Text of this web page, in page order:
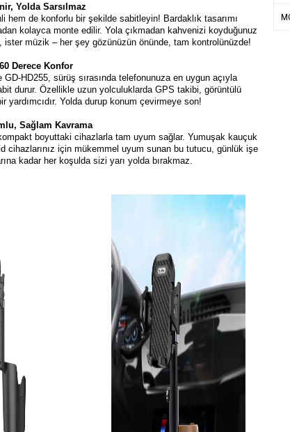
Yolda Sarsılmaz
hem de konforlu bir şekilde sabitleyin! Bardaklık tasarımı
kolayca monte edilir. Yola çıkmadan kahvenizi koyduğunuz
müzik – her şey gözünüzün önünde, tam kontrolünüzde!
Derece Konfor
HD255, sürüş sırasında telefonunuza en uygun açıyla
durur. Özellikle uzun yolculuklarda GPS takibi, görüntülü
Yolda durup konum çevirmeye son!
Sağlam Kavrama
boyuttaki cihazlarla tam uyum sağlar. Yumuşak kauçuk
cihazlarınız için mükemmel uyum sunan bu tutucu, günlük işe
kadar her koşulda sizi yarı yolda bırakmaz.